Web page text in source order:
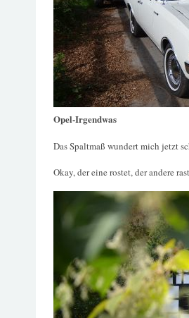
Opel-Irgendwas
Das Spaltmaß wundert mich jetzt
Okay, der eine rostet, der andere